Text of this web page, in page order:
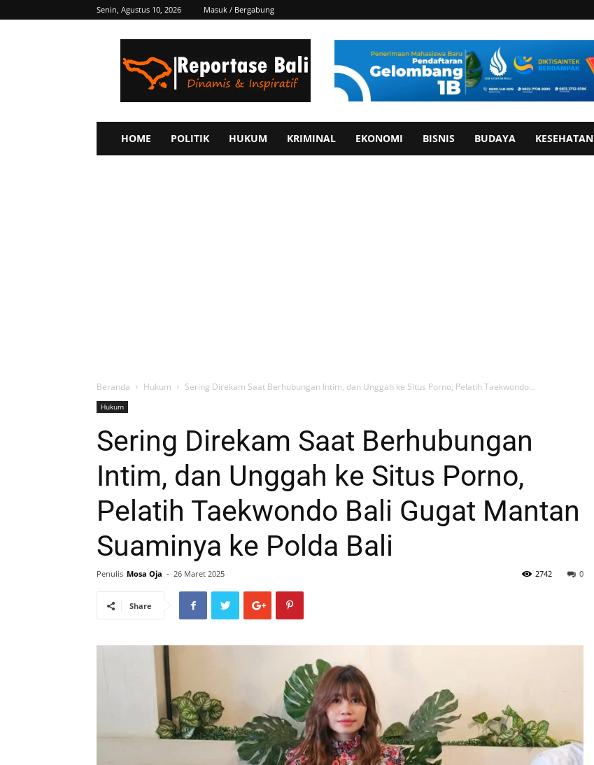
Senin, Agustus 10, 2026 Masuk / Bergabung
Bali
HOME POLITIK HUKUM KRIMINAL EKONOMI BISNIS BUDAYA KESEHATAN
Beranda Hukum Sering Direkam Saat Berhubungan Intim, dan Unggah ke Situs Porno, Pelatih Taekwondo...
Hukum
Sering Direkam Saat Berhubungan
Intim, dan Unggah ke Situs Porno,
Pelatih Taekwondo Bali Gugat Mantan
Suaminya ke Polda Bali
Penulis Mosa Oja - 26 Maret 2025 0
2742
Share